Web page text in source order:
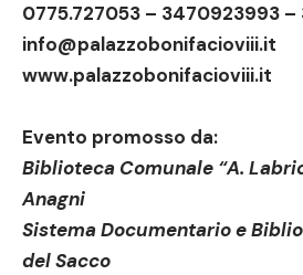
0775.727053 – 3470923993
info@palazzobonifacioviii.it
www.palazzobonifacioviii.it
Evento promosso da:
Biblioteca Comunale “A.
Anagni
Sistema Documentario e
del Sacco